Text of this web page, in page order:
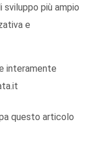
sviluppo più ampio
e
interamente
questo articolo